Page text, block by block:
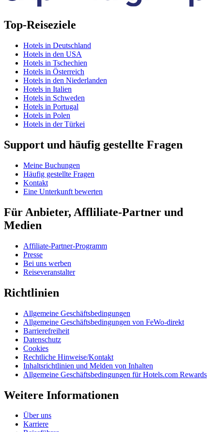
Top-Reiseziele
Hotels in Deutschland
Hotels in den USA
Hotels in Tschechien
Hotels in Österreich
Hotels in den Niederlanden
Hotels in Italien
Hotels in Schweden
Hotels in Portugal
Hotels in Polen
Hotels in der Türkei
Support und häufig gestellte Fragen
Meine Buchungen
Häufig gestellte Fragen
Kontakt
Eine Unterkunft bewerten
Für Anbieter, Affliliate-Partner und
Medien
Affiliate-Partner-Programm
Presse
Bei uns werben
Reiseveranstalter
Richtlinien
Allgemeine Geschäftsbedingungen
Allgemeine Geschäftsbedingungen von FeWo-direkt
Barrierefreiheit
Datenschutz
Cookies
Rechtliche Hinweise/Kontakt
Inhaltsrichtlinien und Melden von Inhalten
Allgemeine Geschäftsbedingungen für Hotels.com Rewards
Weitere Informationen
Über uns
Karriere